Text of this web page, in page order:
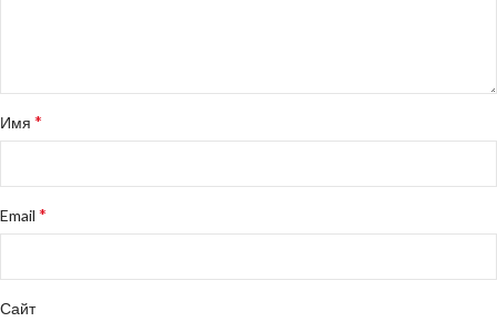
Имя *
Email *
Сайт